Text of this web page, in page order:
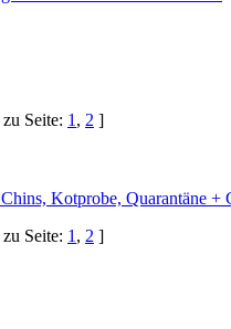
Seite: 1 , 2 ]
Kotprobe, Quarantäne +
Seite: 1 , 2 ]